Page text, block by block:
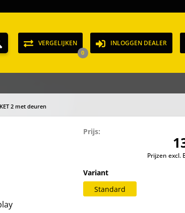
VERGELIJKEN
0
INLOGGEN DEALER
2 met deuren
Prijs:
Prijzen excl.
Variant
Standard